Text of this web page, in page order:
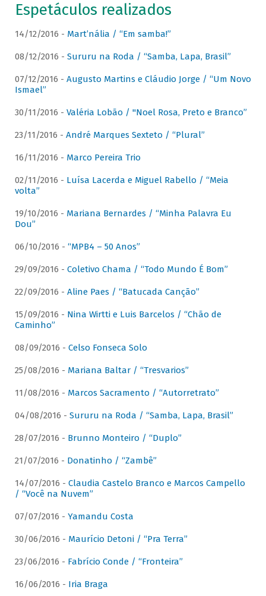
Espetáculos realizados
14/12/2016 - Mart’nália / “Em samba!”
08/12/2016 - Sururu na Roda / “Samba, Lapa, Brasil”
07/12/2016 - Augusto Martins e Cláudio Jorge / “Um Novo
Ismael”
30/11/2016 - Valéria Lobão / "Noel Rosa, Preto e Branco”
23/11/2016 - André Marques Sexteto / “Plural”
16/11/2016 - Marco Pereira Trio
02/11/2016 - Luísa Lacerda e Miguel Rabello / “Meia
volta”
19/10/2016 - Mariana Bernardes / “Minha Palavra Eu
Dou”
06/10/2016 - “MPB4 – 50 Anos”
29/09/2016 - Coletivo Chama / “Todo Mundo É Bom”
22/09/2016 - Aline Paes / “Batucada Canção”
15/09/2016 - Nina Wirtti e Luis Barcelos / “Chão de
Caminho”
08/09/2016 - Celso Fonseca Solo
25/08/2016 - Mariana Baltar / “Tresvarios”
11/08/2016 - Marcos Sacramento / “Autorretrato”
04/08/2016 - Sururu na Roda / “Samba, Lapa, Brasil”
28/07/2016 - Brunno Monteiro / “Duplo”
21/07/2016 - Donatinho / “Zambê”
14/07/2016 - Claudia Castelo Branco e Marcos Campello
/ “Você na Nuvem”
07/07/2016 - Yamandu Costa
30/06/2016 - Maurício Detoni / “Pra Terra”
23/06/2016 - Fabrício Conde / “Fronteira”
16/06/2016 - Iria Braga